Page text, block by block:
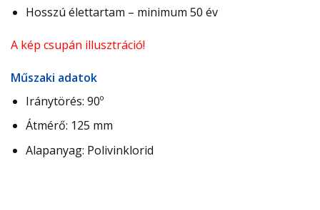
Hosszú élettartam – minimum 50 év
A kép csupán illusztráció!
Műszaki adatok
Iránytörés: 90º
Átmérő: 125 mm
Alapanyag: Polivinklorid